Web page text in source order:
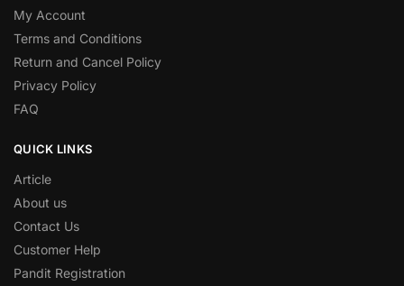
My Account
Terms and Conditions
Return and Cancel Policy
Privacy Policy
FAQ
QUICK LINKS
Article
About us
Contact Us
Customer Help
Pandit Registration